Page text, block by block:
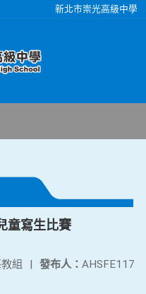
新北市崇光高級中學
童寫生比賽
發布人： AHSFE117
組 |